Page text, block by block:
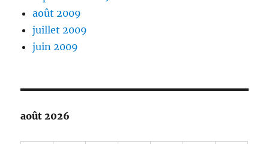
août 2009
juillet 2009
juin 2009
août 2026